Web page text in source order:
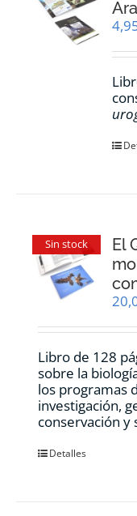
Sin stock
El
Libro de 128
sobre la
los programas
investigación,
conservación y
Detalles